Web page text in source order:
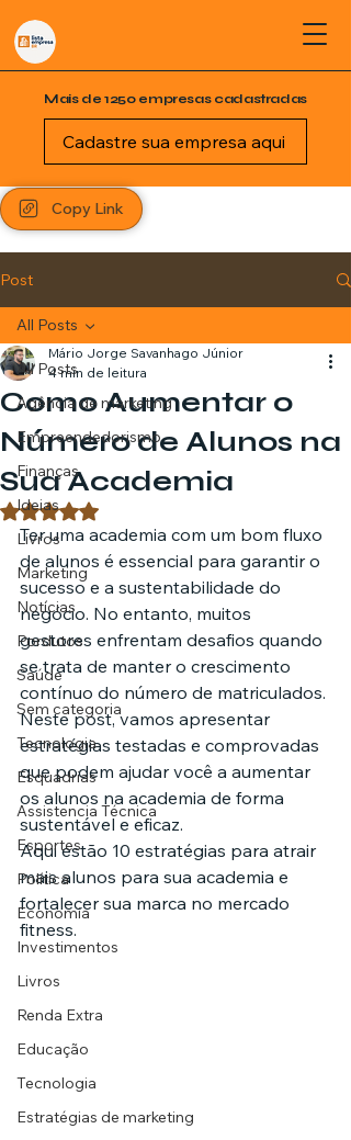
Mais de 1250 empresas cadastradas
Cadastre sua empresa aqui
Copy Link
Post
All Posts
Agência de marketing
Empreendedorismo
Finanças
Ideias
Livros
Marketing
Notícias
Pordutos
Saúde
Sem categoria
Tecnologia
Esquadrias
Assistencia Técnica
Esportes
Política
Economia
Investimentos
Livros
Renda Extra
Educação
Tecnologia
Estratégias de marketing
All Posts
Como Aumentar o
Número de Alunos na
Sua Academia
Mário Jorge Savanhago Júnior
4 min de leitura
Avaliado com NaN de 5 estrelas.
Ter uma academia com um bom fluxo
de alunos é essencial para garantir o
sucesso e a sustentabilidade do
negócio. No entanto, muitos
gestores enfrentam desafios quando
se trata de manter o crescimento
contínuo do número de matriculados.
Neste post, vamos apresentar
estratégias testadas e comprovadas
que podem ajudar você a aumentar
os alunos na academia de forma
sustentável e eficaz.
Aqui estão 10 estratégias para atrair
mais alunos para sua academia e
fortalecer sua marca no mercado
fitness.